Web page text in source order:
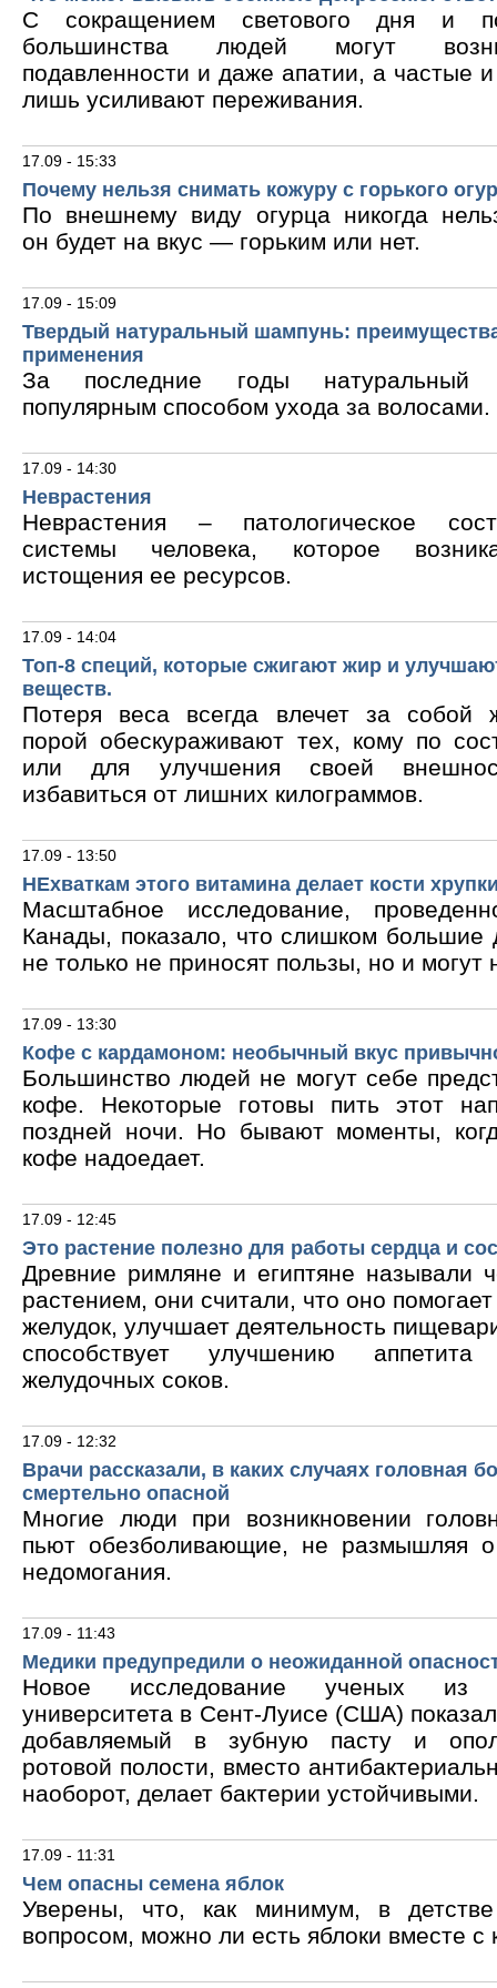
С сокращением светового дня и
большинства людей могут
подавленности и даже апатии, а частые
лишь усиливают переживания.
17.09 - 15:33
Почему нельзя снимать кожуру с горького
По внешнему виду огурца никогда
он будет на вкус — горьким или нет.
17.09 - 15:09
Твердый натуральный шампунь:
применения
За последние годы натуральный
популярным способом ухода за волосами.
17.09 - 14:30
Неврастения
Неврастения – патологическое
системы человека, которое
истощения ее ресурсов.
17.09 - 14:04
Топ-8 специй, которые сжигают жир и
веществ.
Потеря веса всегда влечет за собой
порой обескураживают тех, кому по
или для улучшения своей
избавиться от лишних килограммов.
17.09 - 13:50
НЕхваткам этого витамина делает кости
Масштабное исследование,
Канады, показало, что слишком большие
не только не приносят пользы, но и могут
17.09 - 13:30
Кофе с кардамоном: необычный вкус
Большинство людей не могут себе
кофе. Некоторые готовы пить этот
поздней ночи. Но бывают моменты,
кофе надоедает.
17.09 - 12:45
Это растение полезно для работы сердца и
Древние римляне и египтяне называли
растением, они считали, что оно
желудок, улучшает деятельность
способствует улучшению
желудочных соков.
17.09 - 12:32
Врачи рассказали, в каких случаях головная
смертельно опасной
Многие люди при возникновении
пьют обезболивающие, не размышляя о
недомогания.
17.09 - 11:43
Медики предупредили о неожиданной
Новое исследование ученых из
университета в Сент-Луисе (США)
добавляемый в зубную пасту и
ротовой полости, вместо
наоборот, делает бактерии устойчивыми.
17.09 - 11:31
Чем опасны семена яблок
Уверены, что, как минимум, в
вопросом, можно ли есть яблоки вместе с